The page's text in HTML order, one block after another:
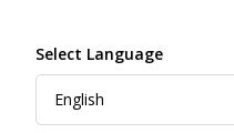
Select Language